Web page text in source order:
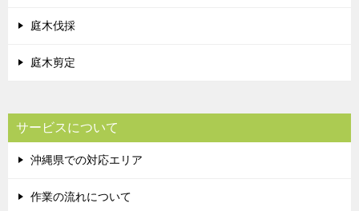
庭木伐採
庭木剪定
サービスについて
沖縄県での対応エリア
作業の流れについて